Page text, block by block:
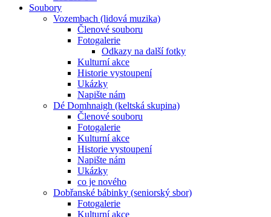
Soubory
Vozembach (lidová muzika)
Členové souboru
Fotogalerie
Odkazy na další fotky
Kulturní akce
Historie vystoupení
Ukázky
Napište nám
Dé Domhnaigh (keltská skupina)
Členové souboru
Fotogalerie
Kulturní akce
Historie vystoupení
Napište nám
Ukázky
co je nového
Dobřanské bábinky (seniorský sbor)
Fotogalerie
Kulturní akce